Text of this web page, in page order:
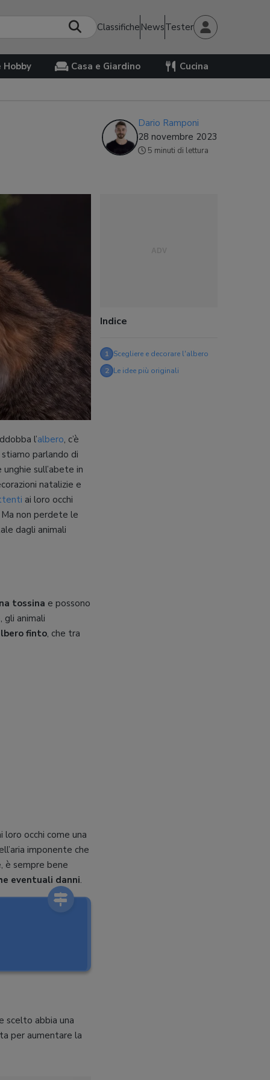
Classifiche NewsTester
Hobby Casa e Giardino Cucina
Dario Ramponi
28 novembre 2023
5 minuti di lettura
Indice
1 Scegliere e decorare l'albero
2 Le idee più originali
l’albero, c’è
parlando di
sull’abete in
natalizie e
ai loro occhi
non perdete le
dagli animali
tossina e possono
gli animali
finto, che tra
occhi come una
imponente che
è sempre bene
eventuali danni.
scelto abbia una
per aumentare la